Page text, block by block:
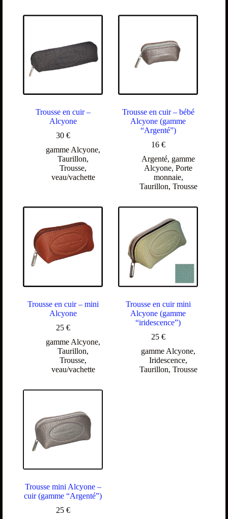
Trousse en cuir –
Alcyone
30 €
gamme Alcyone,
Taurillon,
Trousse,
veau/vachette
Trousse en cuir – bébé
Alcyone (gamme
“Argenté”)
16 €
Argenté, gamme
Alcyone,Porte
monnaie,
Taurillon, Trousse
Trousse en cuir – mini
Alcyone
25 €
gamme Alcyone,
Taurillon,
Trousse,
veau/vachette
Trousse en cuir mini
Alcyone (gamme
“iridescence”)
25 €
gamme Alcyone,
Iridescence,
Taurillon, Trousse
Trousse mini Alcyone –
cuir (gamme “Argenté”)
25 €